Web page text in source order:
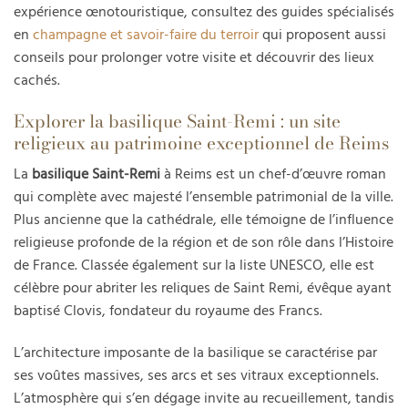
expérience œnotouristique, consultez des guides spécialisés
en champagne et savoir-faire du terroirqui proposent aussi
conseils pour prolonger votre visite et découvrir des lieux
cachés.
Explorer la basilique Saint-Remi : un site
religieux au patrimoine exceptionnel de Reims
La basilique Saint-Remià Reims est un chef-d’œuvre roman
qui complète avec majesté l’ensemble patrimonial de la ville.
Plus ancienne que la cathédrale, elle témoigne de l’influence
religieuse profonde de la région et de son rôle dans l’Histoire
de France. Classée également sur la liste UNESCO, elle est
célèbre pour abriter les reliques de Saint Remi, évêque ayant
baptisé Clovis, fondateur du royaume des Francs.
L’architecture imposante de la basilique se caractérise par
ses voûtes massives, ses arcs et ses vitraux exceptionnels.
L’atmosphère qui s’en dégage invite au recueillement, tandis